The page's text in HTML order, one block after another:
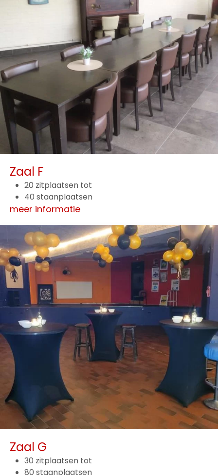
Zaal F
20 zitplaatsen tot
40 staanplaatsen
meer informatie
Zaal G
30 zitplaatsen tot
80 staanplaatsen